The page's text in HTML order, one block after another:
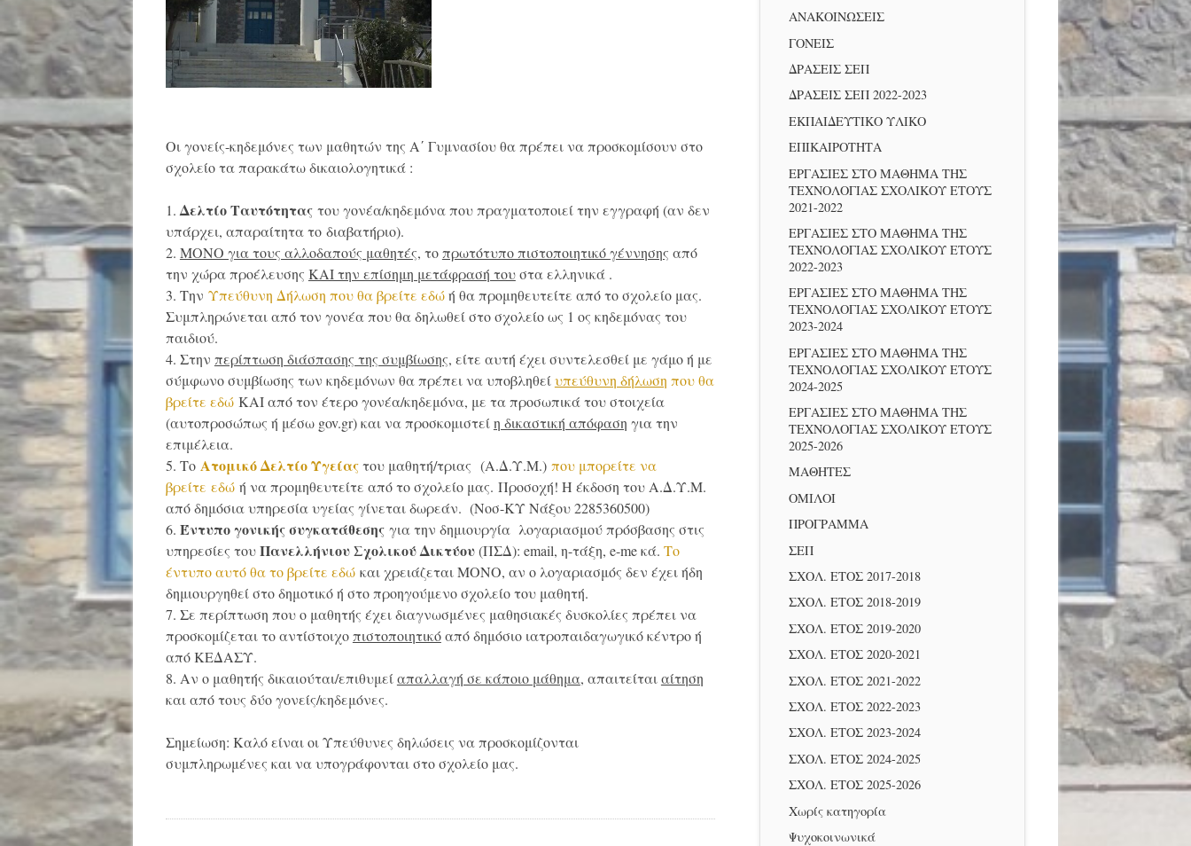
Οι γονείς-κηδεμόνες των μαθητών της Α΄ Γυμνασίου θα πρέπει να προσκομίσουν στο
σχολείο τα παρακάτω δικαιολογητικά :
1. Δελτίο Ταυτότηταςτου γονέα/κηδεμόνα που πραγματοποιεί την εγγραφή (αν δεν
υπάρχει, απαραίτητα το διαβατήριο).
2. ΜΟΝΟ για τους αλλοδαπούς μαθητές, τοπρωτότυπο πιστοποιητικόγέννησης από
την χώρα προέλευσης ΚΑΙ την επίσημη μετάφρασή τουστα ελληνικά .
3. Την Υπεύθυνη Δήλωση που θα βρείτε εδώή θα προμηθευτείτε από το σχολείο μας.
Συμπληρώνεται από τον γονέα που θα δηλωθεί στο σχολείο ως 1 ος κηδεμόνας του
παιδιού.
4. Στην περίπτωση διάσπασης της συμβίωσης, είτε αυτή έχει συντελεσθεί με γάμο ή με
σύμφωνο συμβίωσης των κηδεμόνων θα πρέπει να υποβληθείυπεύθυνη δήλωση που θα
βρείτε εδώΚΑΙ από τον έτερο γονέα/κηδεμόνα, με τα προσωπικά του στοιχεία
(αυτοπροσώπως ή μέσω gov.gr) και να προσκομιστείη δικαστική απόφαση για την
επιμέλεια.
5. Το Ατομικό Δελτίο Υγείαςτου μαθητή/τριας (Α.Δ.Υ.Μ.) που μπορείτε να
βρείτε εδώή να προμηθευτείτε από το σχολείο μας. Προσοχή! Η έκδοση του Α.Δ.Υ.Μ.
από δημόσια υπηρεσία υγείας γίνεται δωρεάν. (Νοσ-ΚΥ Νάξου 2285360500)
6. Έντυπο γονικής συγκατάθεσης για την δημιουργία λογαριασμού πρόσβασης στις
υπηρεσίες τουΠανελλήνιου Σχολικού Δικτύου(ΠΣΔ): email, η-τάξη, e-me κά. Το
έντυπο αυτό θα το βρείτε εδώκαι χρειάζεται ΜΟΝΟ, αν ο λογαριασμός δεν έχει ήδη
δημιουργηθεί στο δημοτικό ή στο προηγούμενο σχολείο του μαθητή.
7. Σε περίπτωση που ο μαθητής έχει διαγνωσμένες μαθησιακές δυσκολίες πρέπει να
προσκομίζεται το αντίστοιχοπιστοποιητικόαπό δημόσιο ιατροπαιδαγωγικό κέντρο ή
από ΚΕΔΑΣΥ.
8. Αν ο μαθητής δικαιούται/επιθυμείαπαλλαγή σε κάποιο μάθημα, απαιτείταιαίτηση
και από τους δύο γονείς/κηδεμόνες.
Σημείωση: Καλό είναι οι Υπεύθυνες δηλώσεις να προσκομίζονται
συμπληρωμένες και να υπογράφονται στο σχολείο μας.
ΑΝΑΚΟΙΝΩΣΕΙΣ
ΓΟΝΕΙΣ
ΔΡΑΣΕΙΣ ΣΕΠ
ΔΡΑΣΕΙΣ ΣΕΠ 2022-2023
ΕΚΠΑΙΔΕΥΤΙΚΟ ΥΛΙΚΟ
ΕΠΙΚΑΙΡΟΤΗΤΑ
ΕΡΓΑΣΙΕΣ ΣΤΟ ΜΑΘΗΜΑ ΤΗΣ
ΤΕΧΝΟΛΟΓΙΑΣ ΣΧΟΛΙΚΟΥ ΕΤΟΥΣ
2021-2022
ΕΡΓΑΣΙΕΣ ΣΤΟ ΜΑΘΗΜΑ ΤΗΣ
ΤΕΧΝΟΛΟΓΙΑΣ ΣΧΟΛΙΚΟΥ ΕΤΟΥΣ
2022-2023
ΕΡΓΑΣΙΕΣ ΣΤΟ ΜΑΘΗΜΑ ΤΗΣ
ΤΕΧΝΟΛΟΓΙΑΣ ΣΧΟΛΙΚΟΥ ΕΤΟΥΣ
2023-2024
ΕΡΓΑΣΙΕΣ ΣΤΟ ΜΑΘΗΜΑ ΤΗΣ
ΤΕΧΝΟΛΟΓΙΑΣ ΣΧΟΛΙΚΟΥ ΕΤΟΥΣ
2024-2025
ΕΡΓΑΣΙΕΣ ΣΤΟ ΜΑΘΗΜΑ ΤΗΣ
ΤΕΧΝΟΛΟΓΙΑΣ ΣΧΟΛΙΚΟΥ ΕΤΟΥΣ
2025-2026
ΜΑΘΗΤΕΣ
ΟΜΙΛΟΙ
ΠΡΟΓΡΑΜΜΑ
ΣΕΠ
ΣΧΟΛ. ΕΤΟΣ 2017-2018
ΣΧΟΛ. ΕΤΟΣ 2018-2019
ΣΧΟΛ. ΕΤΟΣ 2019-2020
ΣΧΟΛ. ΕΤΟΣ 2020-2021
ΣΧΟΛ. ΕΤΟΣ 2021-2022
ΣΧΟΛ. ΕΤΟΣ 2022-2023
ΣΧΟΛ. ΕΤΟΣ 2023-2024
ΣΧΟΛ. ΕΤΟΣ 2024-2025
ΣΧΟΛ. ΕΤΟΣ 2025-2026
Χωρίς κατηγορία
Ψυχοκοινωνικά